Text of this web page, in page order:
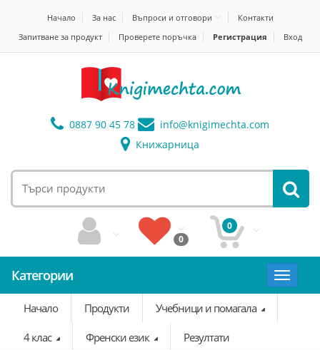
Начало За нас Въпроси и отговори
Контакти
Запитване за продукт
Проверете поръчка Регистрация Вход
0887 90 45 78 info@knigimechta.com
Книжарница
0
0
Категории
Toggle
Начало
Продукти Учебници и помагала
4 клас Френски език Резултати